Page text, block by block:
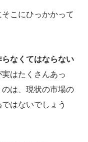
こにひっかかって
なくてはならない
実はたくさんあっ
は、現状の市場の
はないでしょう